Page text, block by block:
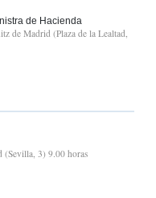
de Hacienda
de Madrid (Plaza de la Lealtad,
(Sevilla, 3) 9.00 horas